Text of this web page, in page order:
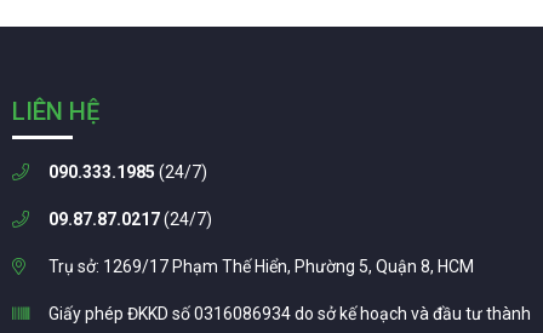
LIÊN HỆ
090.333.1985 (24/7)
09.87.87.0217(24/7)
Trụ sở: 1269/17 Phạm Thế Hiển, Phường 5, Quận 8, HCM
Giấy phép ĐKKD số 0316086934 do sở kế hoạch và đầu tư thành